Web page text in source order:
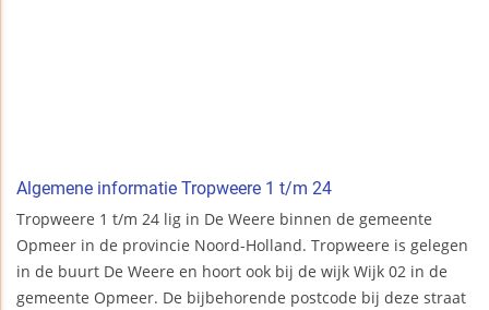
Algemene informatie Tropweere 1 t/m 24
Tropweere 1 t/m 24 lig in De Weere binnen de gemeente
Opmeer in de provincie Noord-Holland. Tropweere is gelegen
in de buurt De Weere en hoort ook bij de wijk Wijk 02 in de
gemeente Opmeer. De bijbehorende postcode bij deze straat